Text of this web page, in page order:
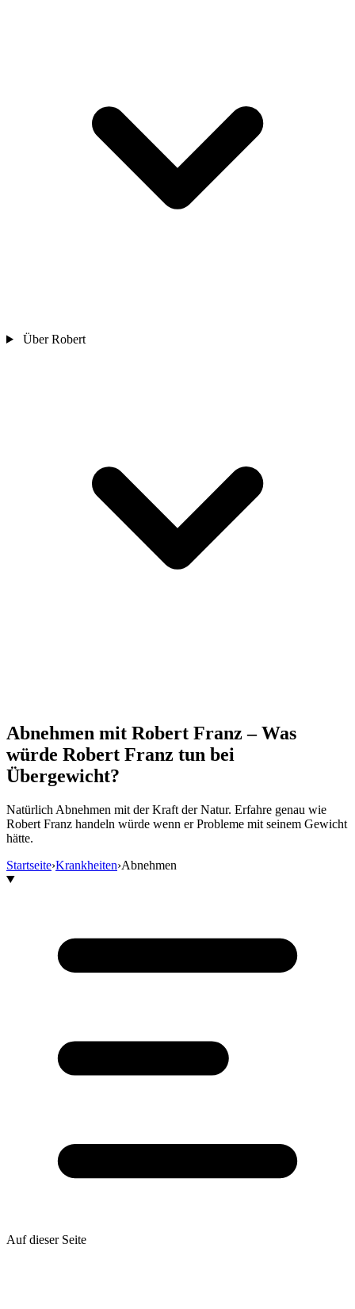
Über Robert
Abnehmen mit Robert Franz – Was
würde Robert Franz tun bei
Übergewicht?
Natürlich Abnehmen mit der Kraft der Natur. Erfahre genau wie
Robert Franz handeln würde wenn er Probleme mit seinem Gewicht
hätte.
Startseite›Krankheiten›Abnehmen
Auf dieser Seite